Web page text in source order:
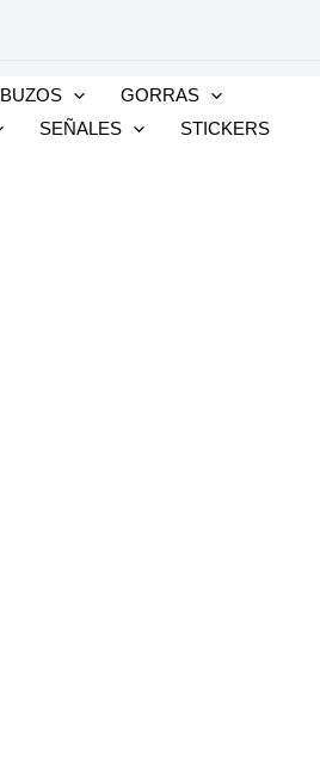
BUZOS
GORRAS
SEÑALES
STICKERS